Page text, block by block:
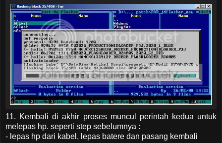
11. Kembali di akhir proses muncul perintah kedua untuk
melepas hp. seperti step sebelumnya :
- lepas hp dari kabel, lepas batere dan pasang kembali